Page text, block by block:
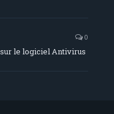
0
le logiciel Antivirus